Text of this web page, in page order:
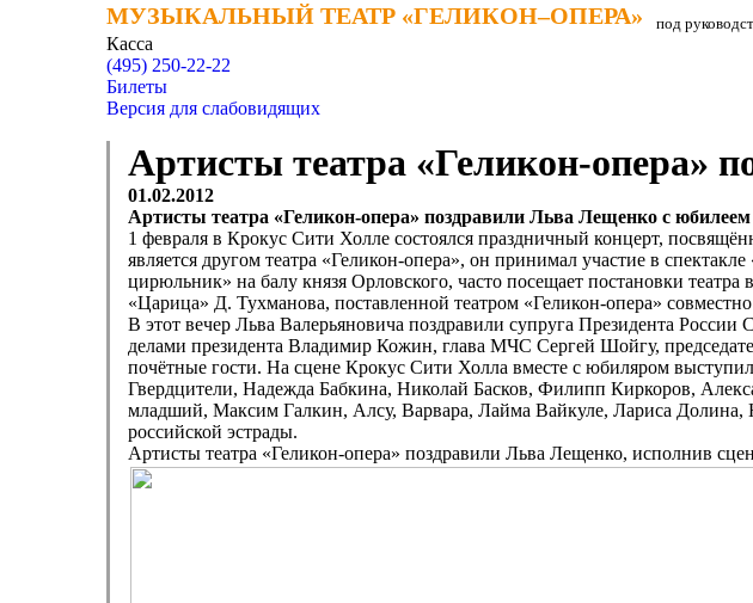
МУЗЫКАЛЬНЫЙ ТЕАТР «ГЕЛИКОН–ОПЕРА»
МУЗЫКАЛЬНЫЙ ТЕАТР «ГЕЛИКОН–ОПЕРА» под
Касса
(495) 250-22-22
Билеты
Версия для слабовидящих
Артисты театра «Геликон-опера»
01.02.2012
Артисты театра «Геликон-опера» поздравили Льва Лещенко с юбилеем
1 февраля в Крокус Сити Холле состоялся праздничный концерт,
является другом театра «Геликон-опера», он принимал участие в
цирюльник» на балу князя Орловского, часто посещает постановки
«Царица» Д. Тухманова, поставленной театром «Геликон-опера»
В этот вечер Льва Валерьяновича поздравили супруга Президента
делами президента Владимир Кожин, глава МЧС Сергей Шойгу,
почётные гости. На сцене Крокус Сити Холла вместе с юбиляром
Гвердцители, Надежда Бабкина, Николай Басков, Филипп Киркоров,
младший, Максим Галкин, Алсу, Варвара, Лайма Вайкуле, Лариса Долина,
российской эстрады.
Артисты театра «Геликон-опера» поздравили Льва Лещенко, исполнив